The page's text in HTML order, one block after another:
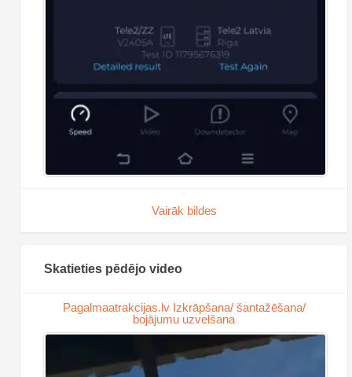
Vairāk bildes
Skatieties pēdējo video
Pagalmaatrakcijas.lv Izkrāpšana/ šantažēšana/
bojājumu uzvelšana